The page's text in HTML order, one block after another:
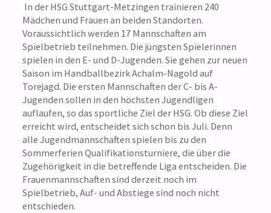
In der HSG Stuttgart-Metzingen trainieren 240
Mädchen und Frauen an beiden Standorten.
Voraussichtlich werden 17 Mannschaften am
Spielbetrieb teilnehmen. Die jüngsten Spielerinnen
spielen in den E- und D-Jugenden. Sie gehen zur neuen
Saison im Handballbezirk Achalm-Nagold auf
Torejagd. Die ersten Mannschaften der C- bis A-
Jugenden sollen in den höchsten Jugendligen
auflaufen, so das sportliche Ziel der HSG. Ob diese Ziel
erreicht wird, entscheidet sich schon bis Juli. Denn
alle Jugendmannschaften spielen bis zu den
Sommerferien Qualifikationsturniere, die über die
Zugehörigkeit in die betreffende Liga entscheiden. Die
Frauenmannschaften sind derzeit noch im
Spielbetrieb, Auf- und Abstiege sind noch nicht
entschieden.